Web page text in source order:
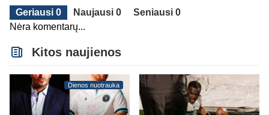
Geriausi 0 Naujausi 0
Seniausi 0
Nėra komentarų...
Kitos naujienos
Dienos nuotrauka